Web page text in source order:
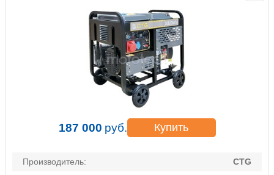
187 000 руб. Купить
Производитель:
CTG